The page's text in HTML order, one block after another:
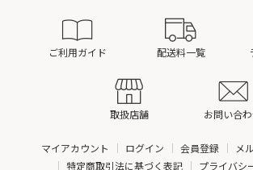
ご利用ガイド 配送料一覧
取扱店舗 お問い合
マイアカウント ログイン 会員登録
メ
特定商取引法に基づく表記
プライバシ